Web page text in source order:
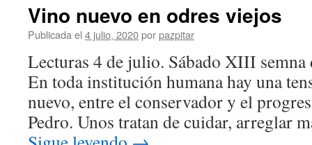
Vino nuevo en odres viejos
Publicada el 4 julio, 2020porpazpitar
Lecturas 4 de julio. Sábado XIII
En toda institución humana hay una
nuevo, entre el conservador y el
Pedro. Unos tratan de cuidar, arreglar